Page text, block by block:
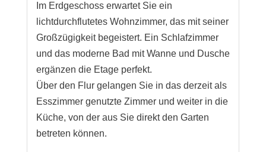
Im Erdgeschoss erwartet Sie ein
lichtdurchflutetes Wohnzimmer, das mit seiner
Großzügigkeit begeistert. Ein Schlafzimmer
und das moderne Bad mit Wanne und Dusche
ergänzen die Etage perfekt.
Über den Flur gelangen Sie in das derzeit als
Esszimmer genutzte Zimmer und weiter in die
Küche, von der aus Sie direkt den Garten
betreten können.